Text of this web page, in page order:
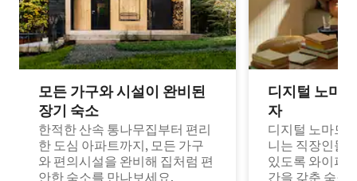
모든 가구와 시설이 완비된
장기 숙소
한적한 산속 통나무집부터 편리
한 도심 아파트까지, 모든 가구
와 편의시설을 완비해 집처럼 편
안한 숙소를 만나보세요.
디지털 노마
자
디지털 노마드
니는 직장인들
있도록 와이파
간을 갖춘 숙소